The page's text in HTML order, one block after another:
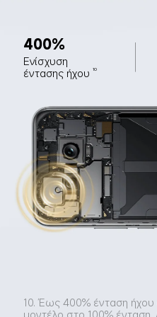
400%
Ενίσχυση
έντασης ήχου
10
10. Έως 400% ένταση ήχου